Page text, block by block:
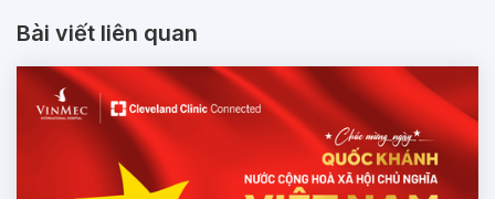
Bài viết liên quan